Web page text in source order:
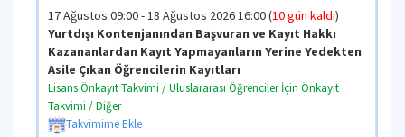
17 Ağustos 09:00 - 18 Ağustos 2026 16:00 (10 gün kaldı)
Yurtdışı Kontenjanından Başvuran ve Kayıt Hakkı
Kazananlardan Kayıt Yapmayanların Yerine Yedekten
Asile Çıkan Öğrencilerin Kayıtları
Lisans Önkayıt Takvimi / Uluslararası Öğrenciler İçin Önkayıt
Takvimi / Diğer
Takvimime Ekle